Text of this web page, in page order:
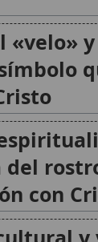
FideScore™ 8.53 •
mejora•
Instalar aplicación
un gesto litúrgico
velo sagrado como
vinculada a la
Este rito
Cristo, la